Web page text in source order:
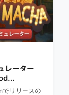
レーター
リリースの